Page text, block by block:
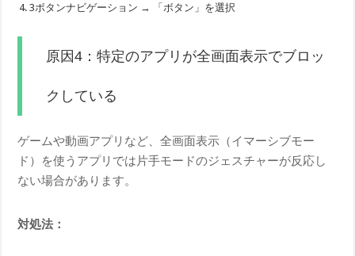
3ボタンナビゲーション → 「ボタン」を選択
原因4：特定のアプリが全画面表示でブロッ
クしている
ゲームや動画アプリなど、全画面表示（イマーシブモー
ド）を使うアプリでは片手モードのジェスチャーが反応し
ない場合があります。
対処法：